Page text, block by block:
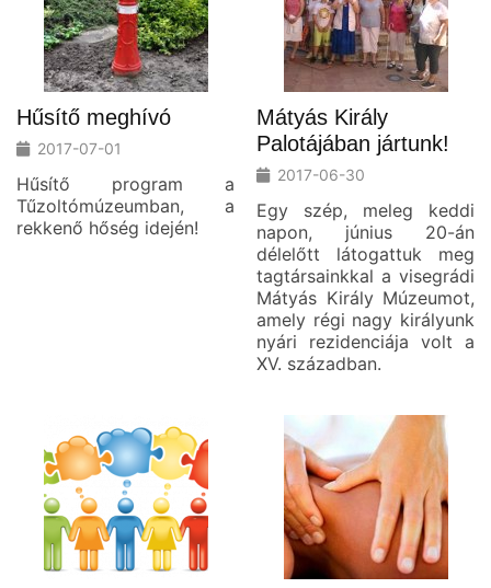
Hűsítő meghívó
2017-07-01
Hűsítő program a
Tűzoltómúzeumban, a
rekkenő hőség idején!
Mátyás Király
Palotájában jártunk!
2017-06-30
Egy szép, meleg keddi
napon, június 20-án
délelőtt látogattuk meg
tagtársainkkal a visegrádi
Mátyás Király Múzeumot,
amely régi nagy királyunk
nyári rezidenciája volt a
XV. században.